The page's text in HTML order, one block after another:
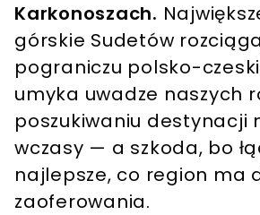
Karkonoszach.
górskie Sudetów
pograniczu polsko-
umyka uwadze naszych
poszukiwaniu destynacji
wczasy — a szkoda, bo
najlepsze, co region ma
zaoferowania.